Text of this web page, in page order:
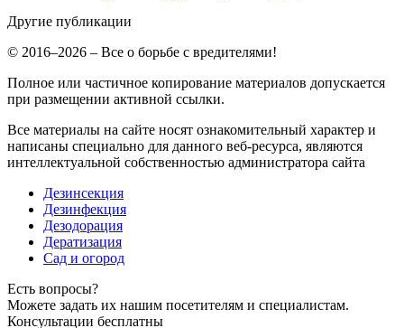
Другие публикации
© 2016–2026 – Все о борьбе с вредителями!
Полное или частичное копирование материалов допускается
при размещении активной ссылки.
Все материалы на сайте носят ознакомительный характер и
написаны специально для данного веб-ресурса, являются
интеллектуальной собственностью администратора сайта
Дезинсекция
Дезинфекция
Дезодорация
Дератизация
Сад и огород
Есть вопросы?
Можете задать их нашим посетителям и специалистам.
Консультации бесплатны